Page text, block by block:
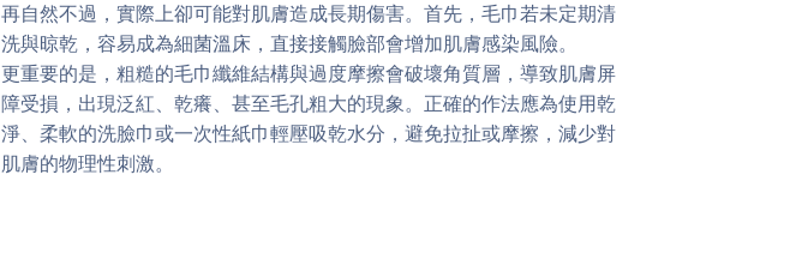
再自然不過，實際上卻可能對肌膚造成長期傷害。首先，毛巾若未定期清
洗與晾乾，容易成為細菌溫床，直接接觸臉部會增加肌膚感染風險。
更重要的是，粗糙的毛巾纖維結構與過度摩擦會破壞角質層，導致肌膚屏
障受損，出現泛紅、乾癢、甚至毛孔粗大的現象。正確的作法應為使用乾
淨、柔軟的洗臉巾或一次性紙巾輕壓吸乾水分，避免拉扯或摩擦，減少對
肌膚的物理性刺激。